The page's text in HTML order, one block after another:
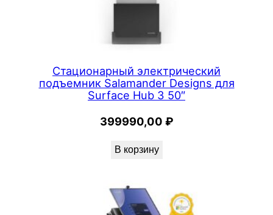
Стационарный электрический
подъемник Salamander Designs для
Surface Hub 3 50″
399990,00 ₽
В корзину